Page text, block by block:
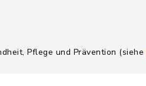
Pflege und Prävention (siehe